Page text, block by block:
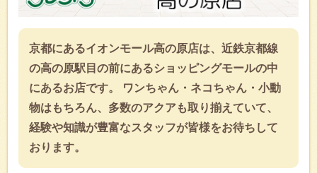
京都にあるイオンモール高の原店は、近鉄京都線
の高の原駅目の前にあるショッピングモールの中
にあるお店です。 ワンちゃん・ネコちゃん・小動
物はもちろん、多数のアクアも取り揃えていて、
経験や知識が豊富なスタッフが皆様をお待ちして
おります。